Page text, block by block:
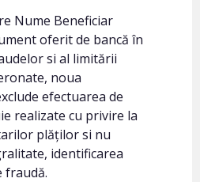
Nume Beneficiar
oferit de bancă în
si al limitării
noua
efectuarea de
realizate cu privire la
plăților si nu
identificarea
fraudă.